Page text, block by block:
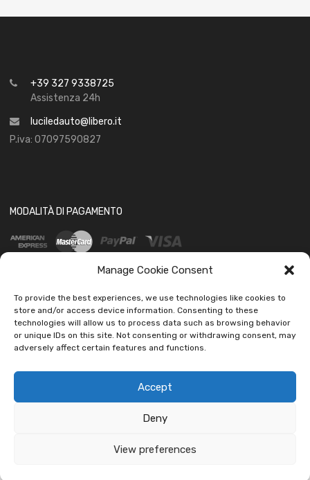
Manage Cookie Consent
To provide the best experiences, we use technologies like cookies to
store and/or access device information. Consenting to these
technologies will allow us to process data such as browsing behavior
or unique IDs on this site. Not consenting or withdrawing consent, may
adversely affect certain features and functions.
Accept
Deny
View preferences
+39 327 9338725
Assistenza 24h
luciledauto@libero.it
P.iva: 07097590827
MODALITÀ DI PAGAMENTO
SOCIAL
Ledautoshop Auto Parts | Icons made by